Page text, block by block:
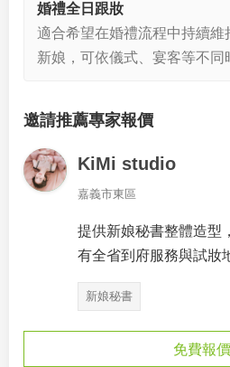
婚禮全日跟妝
適合希望在婚禮流程中持續維
新娘，可依儀式、宴客等不同
邀請推薦專家報價
KiMi studio
嘉義市東區
提供新娘秘書整體造型
有全省到府服務與試妝
新娘秘書
免費報價